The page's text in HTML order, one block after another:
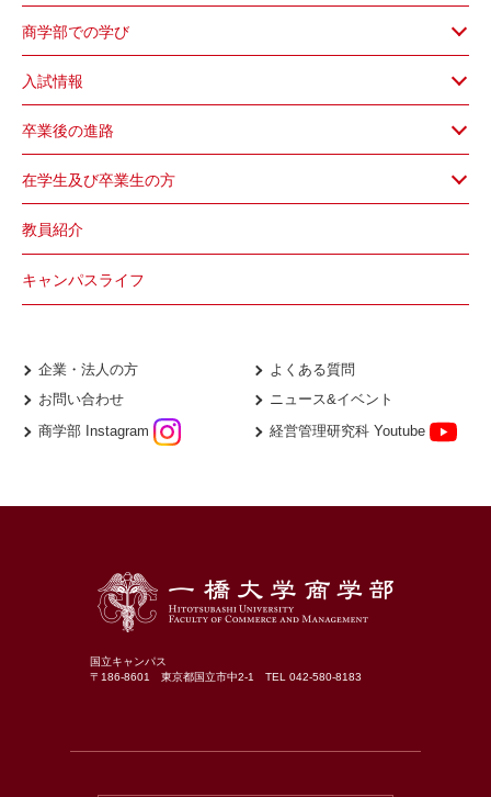
商学部での学び
入試情報
卒業後の進路
在学生及び卒業生の方
教員紹介
キャンパスライフ
企業・法人の方
よくある質問
お問い合わせ
ニュース&イベント
商学部 Instagram
経営管理研究科 Youtube
国立キャンパス
〒186-8601 東京都国立市中2-1 TEL 042-580-8183